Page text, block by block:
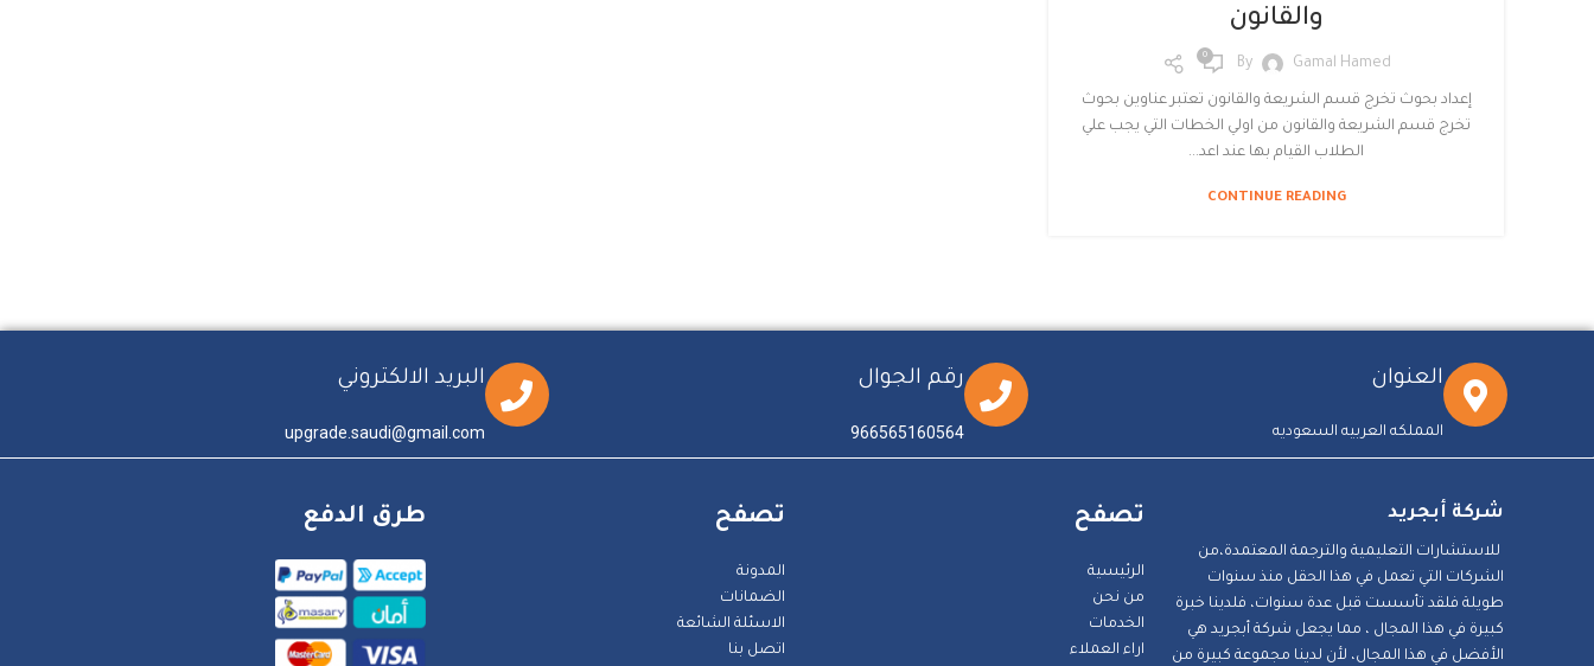
والقانون
By Gamal Hamed
0
إعداد بحوث تخرج قسم الشريعة والقانون تعتبر عناوين بحوث
تخرج قسم الشريعة والقانون من اولي الخطات التي يجب علي
الطلاب القيام بها عند اعد...
CONTINUE READING
العنوان
المملكه العربيه السعوديه
رقم الجوال
966565160564
البريد الالكتروني
upgrade.saudi@gmail.com
شركة أبجريد
للاستشارات التعليمية والترجمة المعتمدة،من
الشركات التي تعمل في هذا الحقل منذ سنوات
طويلة فلقد تأسست قبل عدة سنوات، فلدينا خبرة
كبيرة في هذا المجال ، مما يجعل شركة أبجريد هي
الأفضل في هذا المجال، لأن لدينا مجموعة كبيرة من
تصفح
الرئيسية
من نحن
الخدمات
اراء العملاء
تصفح
المدونة
الضمانات
الاسئلة الشائعة
اتصل بنا
طرق الدفع